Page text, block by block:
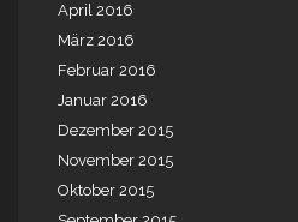
April 2016
März 2016
Februar 2016
Januar 2016
Dezember 2015
November 2015
Oktober 2015